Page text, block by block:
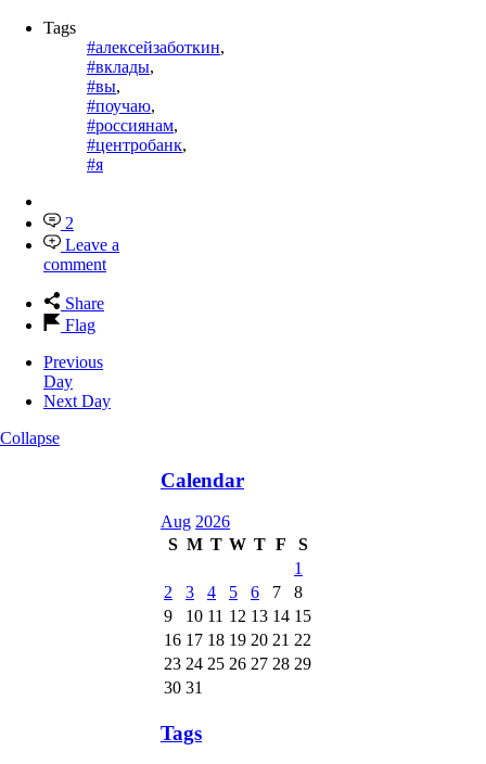
Tags
#алексейзаботкин,
#вклады,
#вы,
#поучаю,
#россиянам,
#центробанк,
#я
2
Leave a
comment
Share
Flag
Previous
Day
Next Day
Collapse
Calendar
Aug 2026
S M T W T F
S
1
2
3 4 5 6 7
8
9
10 11 12 13 14 15
16 17 18 19 20 21 22
23 24 25 26 27 28 29
30 31
Tags